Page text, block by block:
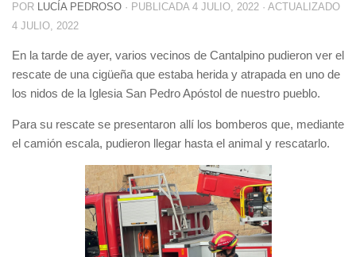
POR LUCÍA PEDROSO · PUBLICADA 4 JULIO, 2022 · ACTUALIZADO
4 JULIO, 2022
En la tarde de ayer, varios vecinos de Cantalpino pudieron ver el
rescate de una cigüeña que estaba herida y atrapada en uno de
los nidos de la Iglesia San Pedro Apóstol de nuestro pueblo.
Para su rescate se presentaron allí los bomberos que, mediante
el camión escala, pudieron llegar hasta el animal y rescatarlo.